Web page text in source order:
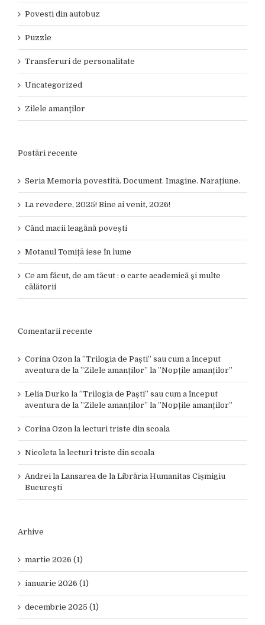
Povesti din autobuz
Puzzle
Transferuri de personalitate
Uncategorized
Zilele amanţilor
Postări recente
Seria Memoria povestită. Document. Imagine. Narațiune.
La revedere, 2025! Bine ai venit, 2026!
Când macii leagănă povești
Motanul Tomiță iese în lume
Ce am făcut, de am tăcut : o carte academică și multe
călătorii
Comentarii recente
Corina Ozon la ”Trilogia de Paști” sau cum a început
aventura de la ”Zilele amanților” la ”Nopțile amanților”
Lelia Durko la ”Trilogia de Paști” sau cum a început
aventura de la ”Zilele amanților” la ”Nopțile amanților”
Corina Ozon la lecturi triste din scoala
Nicoleta la lecturi triste din scoala
Andrei la Lansarea de la Librăria Humanitas Cișmigiu
București
Arhive
martie 2026 (1)
ianuarie 2026 (1)
decembrie 2025 (1)